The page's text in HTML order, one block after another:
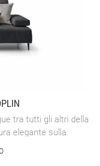
tra tutti gli altri della
elegante sulla